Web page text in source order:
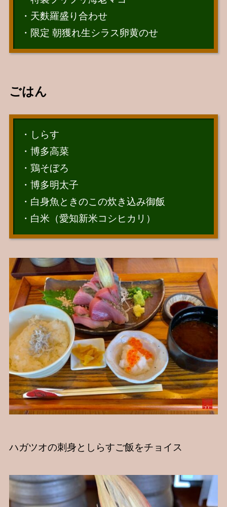
・天麩羅盛り合わせ
・限定 朝獲れ生シラス卵黄のせ
ごはん
・しらす
・博多高菜
・鶏そぼろ
・博多明太子
・白身魚ときのこの炊き込み御飯
・白米（愛知新米コシヒカリ）
ハガツオの刺身としらすご飯をチョイス